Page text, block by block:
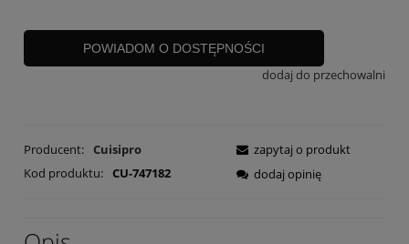
POWIADOM O DOSTĘPNOŚCI
dodaj do przechowalni
Producent: Cuisipro
Kod produktu: CU-747182
zapytaj o produkt
dodaj opinię